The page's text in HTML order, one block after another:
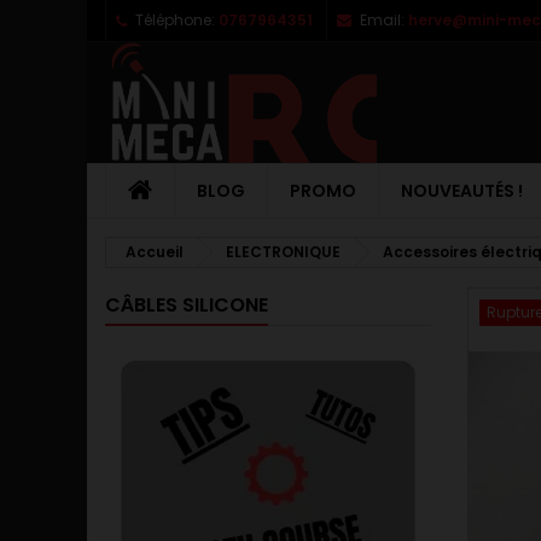
Téléphone: 0767964351 Email: herve@mini-
BLOG PROMO NOUVEAUTÉS !
Accueil ELECTRONIQUE Accessoires
CÂBLES SILICONE